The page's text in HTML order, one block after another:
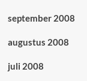
september 2008
augustus 2008
juli 2008